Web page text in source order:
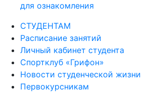
для ознакомления
СТУДЕНТАМ
Расписание занятий
Личный кабинет студента
Спортклуб «Грифон»
Новости студенческой жизни
Первокурсникам